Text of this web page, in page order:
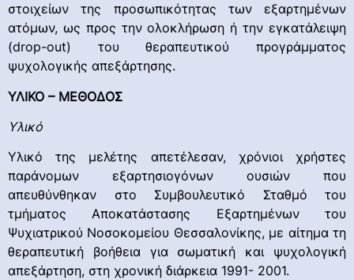
στοιχείων της προσωπικότητας των εξαρτημένων
ατόμων, ως προς την ολοκλήρωση ή την εγκατάλειψη
(drop-out) του θεραπευτικού προγράμματος
ψυχολογικής απεξάρτησης.
ΥΛΙΚΟ – ΜΕΘΟΔΟΣ
Υλικό
Υλικό της μελέτης απετέλεσαν, χρόνιοι χρήστες
παράνομων εξαρτησιογόνων ουσιών που
απευθύνθηκαν στο Συμβουλευτικό Σταθμό του
τμήματος Αποκατάστασης Εξαρτημένων του
Ψυχιατρικού Νοσοκομείου Θεσσαλονίκης, με αίτημα τη
θεραπευτική βοήθεια για σωματική και ψυχολογική
απεξάρτηση, στη χρονική διάρκεια 1991- 2001.